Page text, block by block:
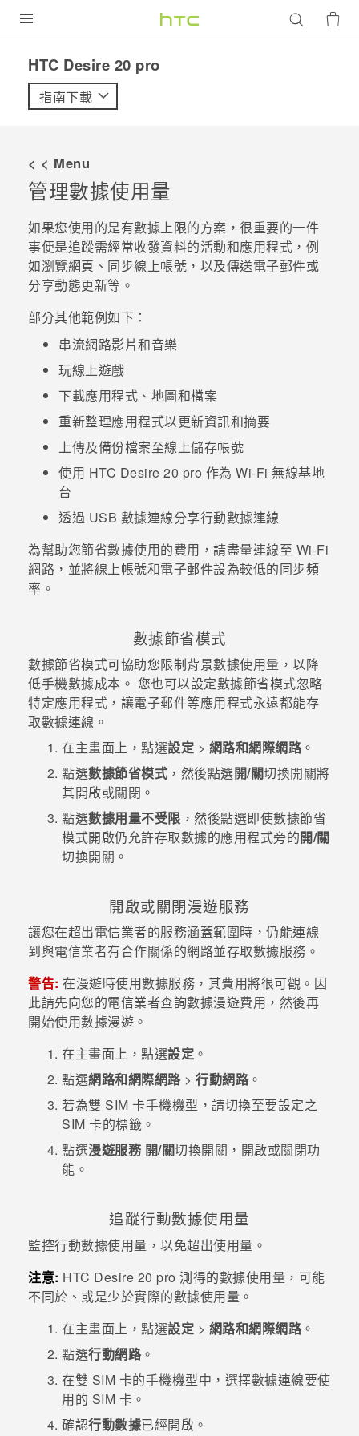
VIVE
配件
優惠專區
焦點訊息
校園專案
企業採購
銷售門市
銷售通路
支援服務
‎HTC Desire 20 pro‎
指南下載
< < Menu
管理數據使用量
如果您使用的是有數據上限的方案，很重要的一件
事便是追蹤需經常收發資料的活動和應用程式，例
如瀏覽網頁、同步線上帳號，以及傳送電子郵件或
分享動態更新等。
部分其他範例如下：
串流網路影片和音樂
玩線上遊戲
下載應用程式、地圖和檔案
重新整理應用程式以更新資訊和摘要
上傳及備份檔案至線上儲存帳號
使用 HTC Desire 20 pro 作為 Wi-Fi 無線基地
台
透過 USB 數據連線分享行動數據連線
為幫助您節省數據使用的費用，請盡量連線至 Wi-Fi
網路，並將線上帳號和電子郵件設為較低的同步頻
率。
數據節省模式
數據節省模式可協助您限制背景數據使用量，以降
低手機數據成本。 您也可以設定數據節省模式忽略
特定應用程式，讓電子郵件等應用程式永遠都能存
取數據連線。
在主畫面上，點選設定 > 網路和網際網路。
點選數據節省模式 ，然後點選開/關切換開關將
其開啟或關閉。
點選數據用量不受限 ，然後點選即使數據節省
模式開啟仍允許存取數據的應用程式旁的開/關
切換開關。
開啟或關閉漫遊服務
讓您在超出電信業者的服務涵蓋範圍時，仍能連線
到與電信業者有合作關係的網路並存取數據服務。
警告: 在漫遊時使用數據服務，其費用將很可觀。因
此請先向您的電信業者查詢數據漫遊費用，然後再
開始使用數據漫遊。
在主畫面上，點選設定 。
點選網路和網際網路> 行動網路。
若為雙 SIM 卡手機機型，請切換至要設定之
SIM 卡的標籤。
點選漫遊服務 開/關切換開關，開啟或關閉功
能。
追蹤行動數據使用量
監控行動數據使用量，以免超出使用量。
注意: HTC Desire 20 pro 測得的數據使用量，可能
不同於、或是少於實際的數據使用量。
在主畫面上，點選設定 > 網路和網際網路。
點選行動網路。
在雙 SIM 卡的手機機型中，選擇數據連線要使
用的 SIM 卡。
確認行動數據已經開啟。